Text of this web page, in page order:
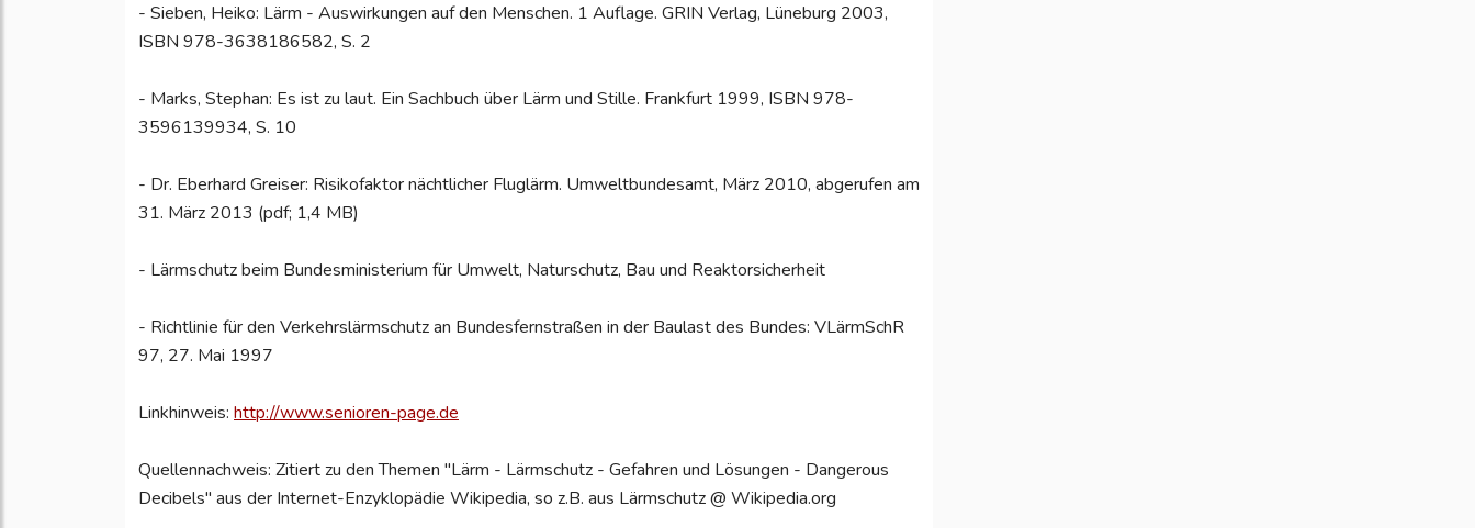
- Sieben, Heiko: Lärm - Auswirkungen auf den Menschen. 1 Auflage. GRIN Verlag, Lüneburg 2003,
ISBN 978-3638186582, S. 2
- Marks, Stephan: Es ist zu laut. Ein Sachbuch über Lärm und Stille. Frankfurt 1999, ISBN 978-
3596139934, S. 10
- Dr. Eberhard Greiser: Risikofaktor nächtlicher Fluglärm. Umweltbundesamt, März 2010, abgerufen am
31. März 2013 (pdf; 1,4 MB)
- Lärmschutz beim Bundesministerium für Umwelt, Naturschutz, Bau und Reaktorsicherheit
- Richtlinie für den Verkehrslärmschutz an Bundesfernstraßen in der Baulast des Bundes: VLärmSchR
97, 27. Mai 1997
Linkhinweis: http://www.senioren-page.de
Quellennachweis: Zitiert zu den Themen "Lärm - Lärmschutz - Gefahren und Lösungen - Dangerous
Decibels" aus der Internet-Enzyklopädie Wikipedia, so z.B. aus Lärmschutz @ Wikipedia.org